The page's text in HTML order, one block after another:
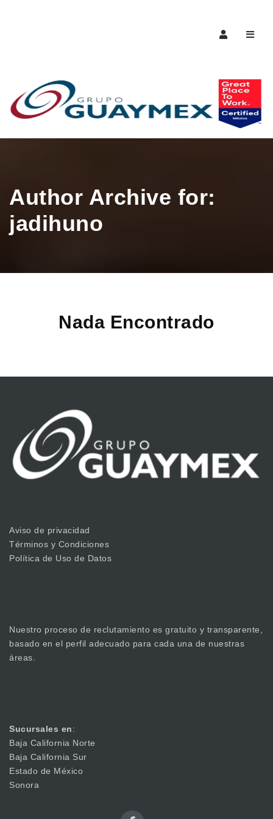
Author Archive for:
jadihuno
Nada Encontrado
Aviso de privacidad
Términos y Condiciones
Política de Uso de Datos
Nuestro proceso de reclutamiento es gratuito y transparente,
basado en el perfil adecuado para cada una de nuestras
áreas.
Sucursales en:
Baja California Norte
Baja California Sur
Estado de México
Sonora